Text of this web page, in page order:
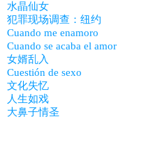
水晶仙女
犯罪现场调查：纽约
Cuando me enamoro
Cuando se acaba el amor
女婿乱入
Cuestión de sexo
文化失忆
人生如戏
大鼻子情圣